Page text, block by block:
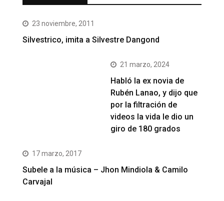
23 noviembre, 2011
Silvestrico, imita a Silvestre Dangond
21 marzo, 2024
Habló la ex novia de
Rubén Lanao, y dijo que
por la filtración de
videos la vida le dio un
giro de 180 grados
17 marzo, 2017
Subele a la música – Jhon Mindiola & Camilo
Carvajal